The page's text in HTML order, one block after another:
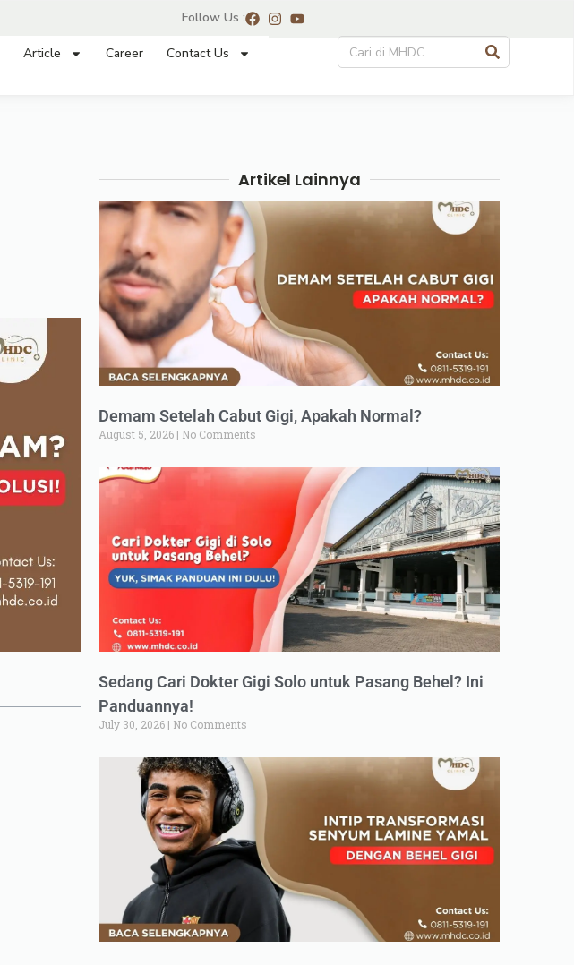
Follow Us :
Article Career Contact Us
Artikel Lainnya
Demam Setelah Cabut Gigi, Apakah Normal?
August 5, 2026 No Comments
Sedang Cari Dokter Gigi Solo untuk Pasang Behel? Ini
Panduannya!
July 30, 2026 No Comments